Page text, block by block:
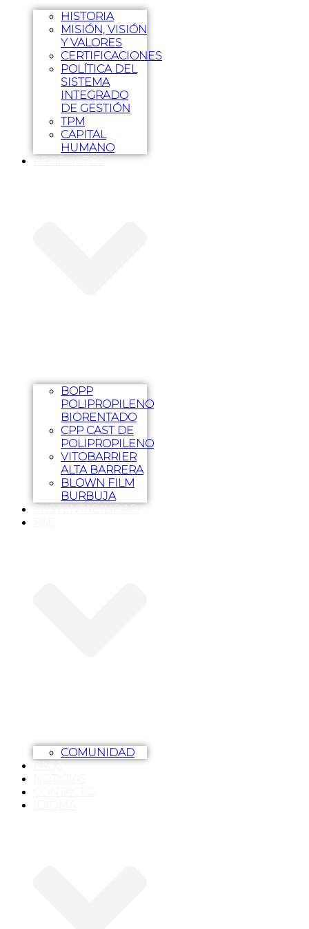
HISTORIA
MISIÓN, VISIÓN
Y VALORES
CERTIFICACIONES
POLÍTICA DEL
SISTEMA
INTEGRADO
DE GESTIÓN
TPM
CAPITAL
HUMANO
PRODUCTOS
BOPP
POLIPROPILENO
BIORENTADO
CPP CAST DE
POLIPROPILENO
VITOBARRIER
ALTA BARRERA
BLOWN FILM
BURBUJA
SUSTENTABILIDAD
COMUNIDAD
FAQS